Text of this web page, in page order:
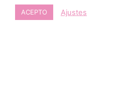
Toreteate Ⓒ 2023. Todos los derechos
ACEPTO Ajustes